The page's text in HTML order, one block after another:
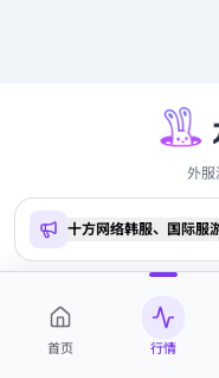
外服
Copyright ©2026
十方网络韩服、国际服
首页 行情